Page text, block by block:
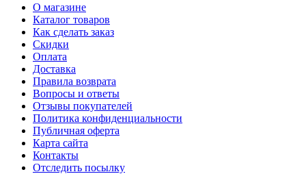
О магазине
Каталог товаров
Как сделать заказ
Скидки
Оплата
Доставка
Правила возврата
Вопросы и ответы
Отзывы покупателей
Политика конфиденциальности
Публичная оферта
Карта сайта
Контакты
Отследить посылку